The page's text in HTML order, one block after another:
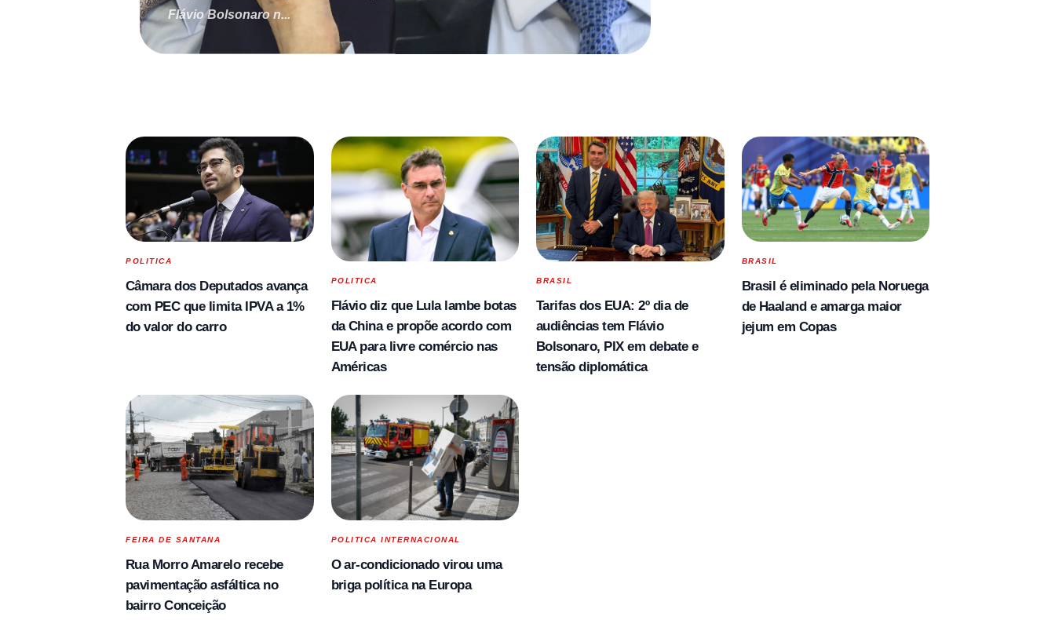
Flávio Bolsonaro n...
POLITICA
Câmara dos Deputados avança
com PEC que limita IPVA a 1%
do valor do carro
POLITICA
Flávio diz que Lula lambe botas
da China e propõe acordo com
EUA para livre comércio nas
Américas
BRASIL
Tarifas dos EUA: 2º dia de
audiências tem Flávio
Bolsonaro, PIX em debate e
tensão diplomática
BRASIL
Brasil é eliminado pela Noruega
de Haaland e amarga maior
jejum em Copas
FEIRA DE SANTANA
Rua Morro Amarelo recebe
pavimentação asfáltica no
bairro Conceição
POLITICA INTERNACIONAL
O ar-condicionado virou uma
briga política na Europa